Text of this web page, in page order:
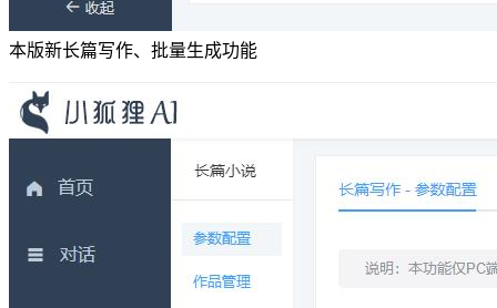
本版新长篇写作、批量生成功能